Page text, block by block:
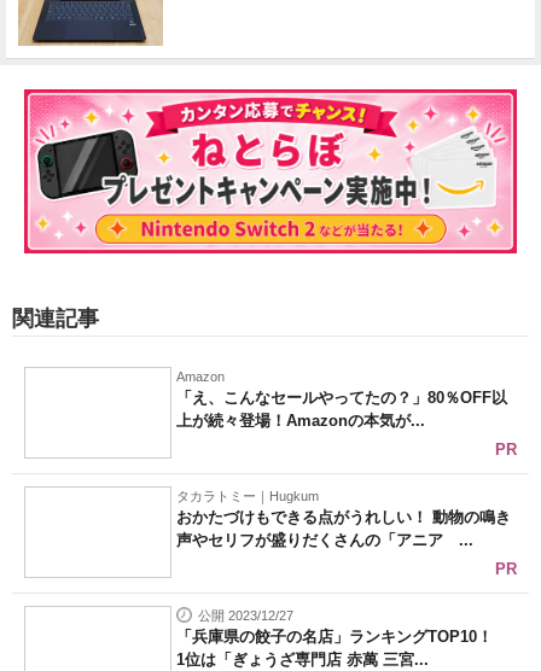
関連記事
Amazon
「え、こんなセールやってたの？」80％OFF以
上が続々登場！Amazonの本気が...
PR
タカラトミー｜Hugkum
おかたづけもできる点がうれしい！ 動物の鳴き
声やセリフが盛りだくさんの「アニア ...
PR
公開 2023/12/27
「兵庫県の餃子の名店」ランキングTOP10！
1位は「ぎょうざ専門店 赤萬 三宮...